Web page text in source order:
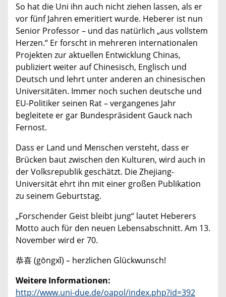
So hat die Uni ihn auch nicht ziehen lassen, als er
vor fünf Jahren emeritiert wurde. Heberer ist nun
Senior Professor – und das natürlich „aus vollstem
Herzen.“ Er forscht in mehreren internationalen
Projekten zur aktuellen Entwicklung Chinas,
publiziert weiter auf Chinesisch, Englisch und
Deutsch und lehrt unter anderen an chinesischen
Universitäten. Immer noch suchen deutsche und
EU-Politiker seinen Rat – vergangenes Jahr
begleitete er gar Bundespräsident Gauck nach
Fernost.
Dass er Land und Menschen versteht, dass er
Brücken baut zwischen den Kulturen, wird auch in
der Volksrepublik geschätzt. Die Zhejiang-
Universität ehrt ihn mit einer großen Publikation
zu seinem Geburtstag.
„Forschender Geist bleibt jung“ lautet Heberers
Motto auch für den neuen Lebensabschnitt. Am 13.
November wird er 70.
恭喜 (gōngxǐ) – herzlichen Glückwunsch!
Weitere Informationen:
http://www.uni-due.de/oapol/index.php?id=392